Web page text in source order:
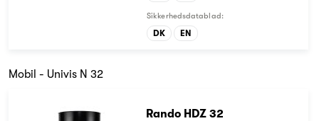
Sikkerhedsdatablad:
DK EN
Mobil - Univis N 32
Rando HDZ 32